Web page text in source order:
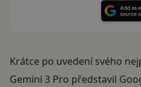
Krátce po uvedení svého
Gemini 3 Pro představil